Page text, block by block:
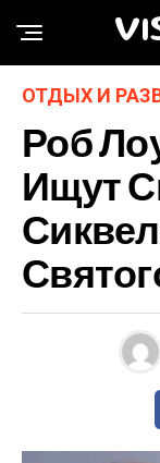
ОТДЫХ И
Роб
Ищут